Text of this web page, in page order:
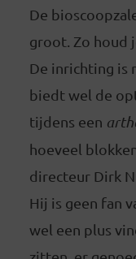
De
groot. Zo houd
De inrichting is
biedt wel de
tijdens een
hoeveel
directeur Dirk
Hij is geen fan
wel een plus